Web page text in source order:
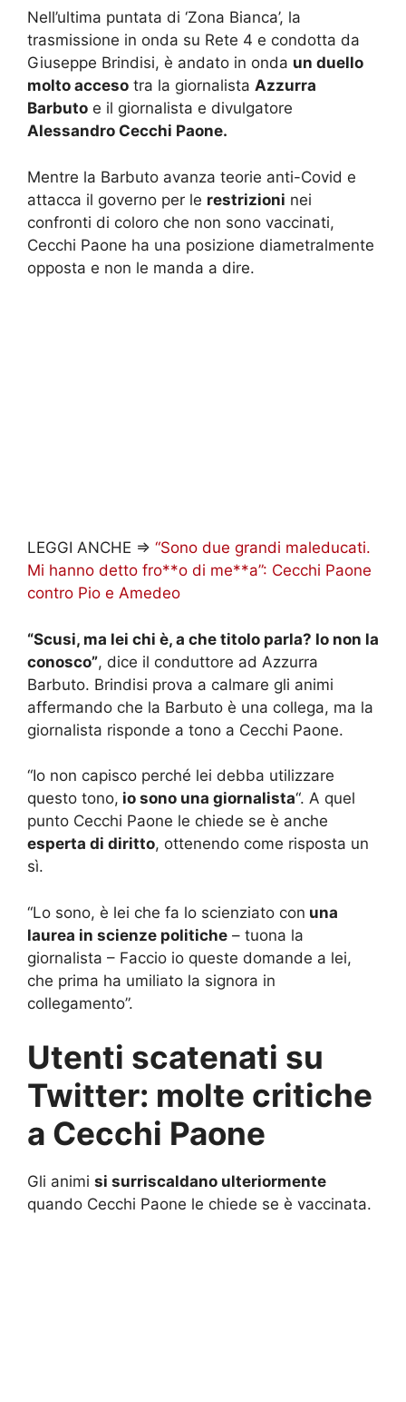
Nell’ultima puntata di ‘Zona Bianca’, la
trasmissione in onda su Rete 4 e condotta da
Giuseppe Brindisi, è andato in onda un duello
molto acceso tra la giornalista Azzurra
Barbuto e il giornalista e divulgatore
Alessandro Cecchi Paone.
Mentre la Barbuto avanza teorie anti-Covid e
attacca il governo per le restrizioni nei
confronti di coloro che non sono vaccinati,
Cecchi Paone ha una posizione diametralmente
opposta e non le manda a dire.
LEGGI ANCHE => “Sono due grandi maleducati.
Mi hanno detto fro**o di me**a”: Cecchi Paone
contro Pio e Amedeo
“Scusi, ma lei chi è, a che titolo parla? Io non la
conosco”, dice il conduttore ad Azzurra
Barbuto. Brindisi prova a calmare gli animi
affermando che la Barbuto è una collega, ma la
giornalista risponde a tono a Cecchi Paone.
“Io non capisco perché lei debba utilizzare
questo tono, io sono una giornalista“. A quel
punto Cecchi Paone le chiede se è anche
esperta di diritto, ottenendo come risposta un
sì.
“Lo sono, è lei che fa lo scienziato con una
laurea in scienze politiche – tuona la
giornalista – Faccio io queste domande a lei,
che prima ha umiliato la signora in
collegamento”.
Utenti scatenati su
Twitter: molte critiche
a Cecchi Paone
Gli animi si surriscaldano ulteriormente
quando Cecchi Paone le chiede se è vaccinata.